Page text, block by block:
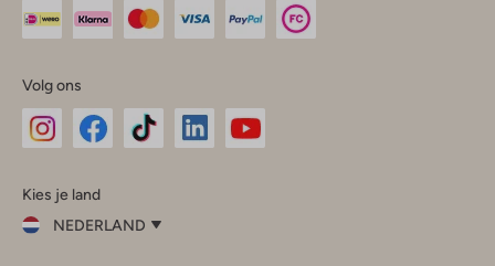
Volg ons
InstagramFacebook
Kies je land
NEDERLAND